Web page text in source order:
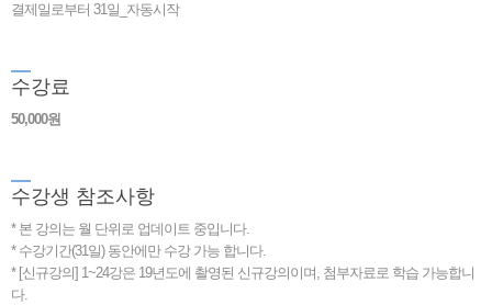
결제일로부터 31일_자동시작
수강료
50,000원
수강생 참조사항
* 본 강의는 월 단위로 업데이트 중입니다.
* 수강기간(31일) 동안에만 수강 가능 합니다.
* [신규강의] 1~24강은 19년도에 촬영된 신규강의이며, 첨부자료로 학습 가능합니
다.